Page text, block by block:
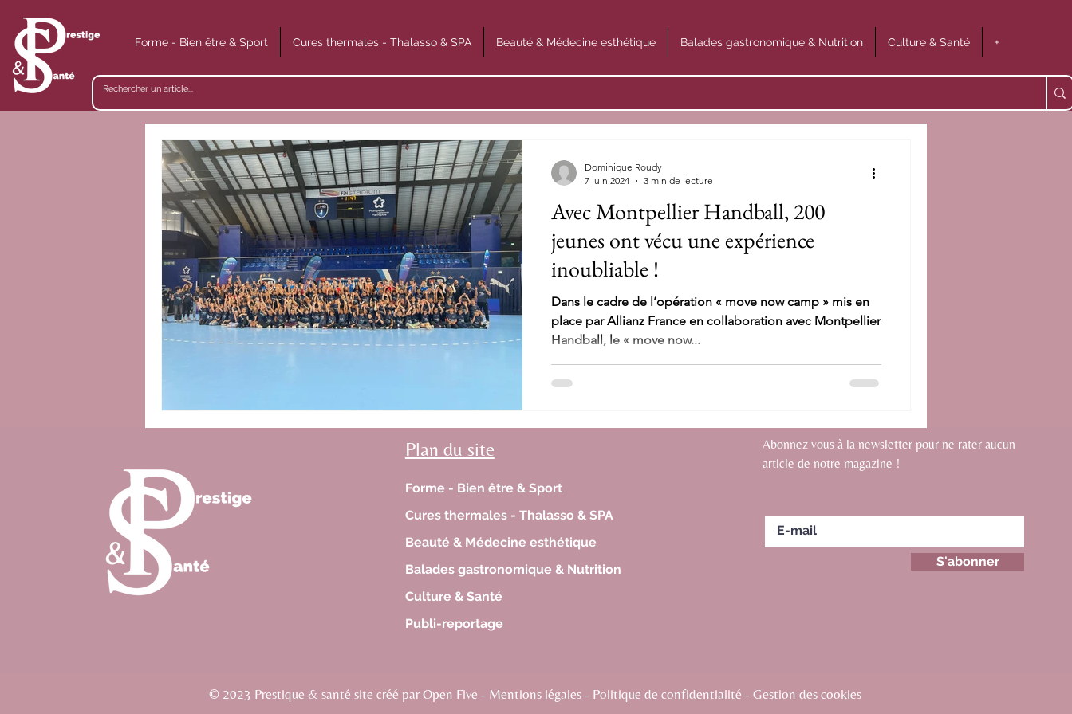
Forme - Bien être & Sport Cures thermales - Thalasso & SPA Beauté & Médecine esthétique Balades gastronomique & Nutrition Culture & Santé +
Avec Montpellier Handball, 200
jeunes ont vécu une expérience
inoubliable !
Dans le cadre de l’opération « move now camp » mis en
place par Allianz France en collaboration avec Montpellier
Handball, le « move now...
Dominique Roudy
7 juin 2024
3 min de lecture
Plan du site
Forme - Bien être & Sport
Cures thermales - Thalasso & SPA
Beauté & Médecine esthétique
Balades gastronomique & Nutrition
Culture & Santé
Publi-reportage
Abonnez vous à la newsletter pour ne rater aucun
article de notre magazine !
S'abonner
© 2023 Prestique & santé site créé par Open Five - Mentions légales - Politique de confidentialité - Gestion des cookies